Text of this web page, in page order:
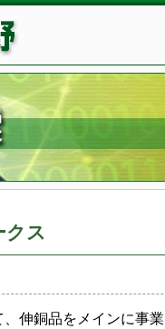
クス
伸銅品をメインに事